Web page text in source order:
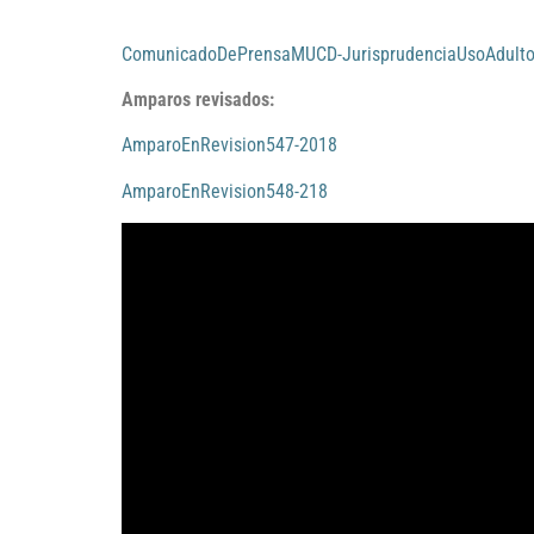
ComunicadoDePrensaMUCD-
Amparos revisados:
AmparoEnRevision547-2018
AmparoEnRevision548-218